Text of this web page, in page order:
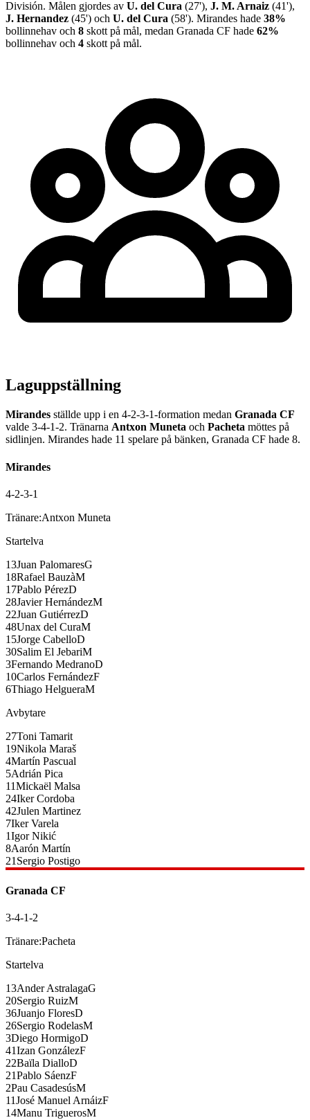
División. Målen gjordes av U. del Cura (27'), J. M. Arnaiz (41'),
J. Hernandez (45') och U. del Cura (58'). Mirandes hade 38%
bollinnehav och 8 skott på mål, medan Granada CF hade 62%
bollinnehav och 4 skott på mål.
Laguppställning
Mirandes ställde upp i en 4-2-3-1-formation medan Granada CF
valde 3-4-1-2. Tränarna Antxon Muneta och Pacheta möttes på
sidlinjen. Mirandes hade 11 spelare på bänken, Granada CF hade 8.
Mirandes
4-2-3-1
Tränare:Antxon Muneta
Startelva
13Juan PalomaresG
18Rafael BauzàM
17Pablo PérezD
28Javier HernándezM
22Juan GutiérrezD
48Unax del CuraM
15Jorge CabelloD
30Salim El JebariM
3Fernando MedranoD
10Carlos FernándezF
6Thiago HelgueraM
Avbytare
27Toni Tamarit
19Nikola Maraš
4Martín Pascual
5Adrián Pica
11Mickaël Malsa
24Iker Cordoba
42Julen Martinez
7Iker Varela
1Igor Nikić
8Aarón Martín
21 Sergio Postigo
Granada CF
3-4-1-2
Tränare:Pacheta
Startelva
13Ander AstralagaG
20Sergio RuizM
36Juanjo FloresD
26Sergio RodelasM
3Diego HormigoD
41Izan GonzálezF
22Baïla DialloD
21Pablo SáenzF
2Pau CasadesúsM
11José Manuel ArnáizF
14Manu TriguerosM